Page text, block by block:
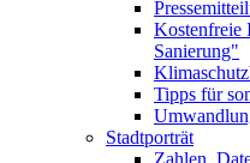
Kostenfreie
Sanierung"
Tipps für
Stadtporträt